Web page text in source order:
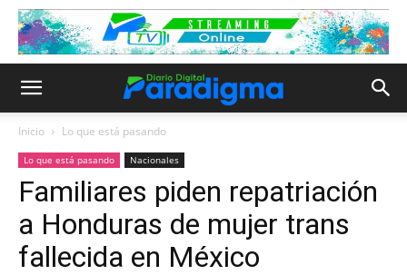
Inicio Lo que está pasando
Lo que está pasando Nacionales
Familiares piden repatriación
a Honduras de mujer trans
fallecida en México